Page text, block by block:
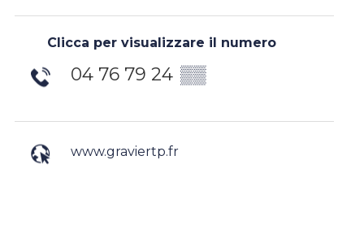
Clicca per visualizzare il numero
04 76 79 24 ▒▒
www.graviertp.fr